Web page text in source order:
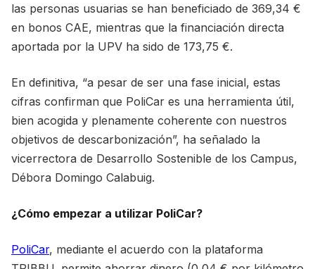
las personas usuarias se han beneficiado de 369,34 €
en bonos CAE, mientras que la financiación directa
aportada por la UPV ha sido de 173,75 €.
En definitiva, “a pesar de ser una fase inicial, estas
cifras confirman que PoliCar es una herramienta útil,
bien acogida y plenamente coherente con nuestros
objetivos de descarbonización”, ha señalado la
vicerrectora de Desarrollo Sostenible de los Campus,
Débora Domingo Calabuig.
¿Cómo empezar a utilizar PoliCar?
PoliCar, mediante el acuerdo con la plataforma